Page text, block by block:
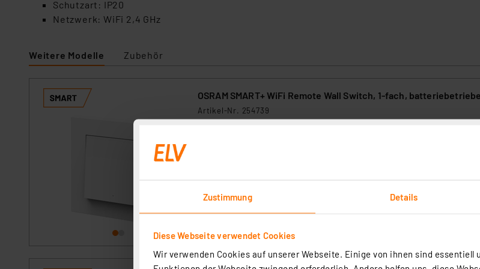
Zustimmung Details
Diese Webseite verwendet Cookies
Wir verwenden Cookies auf unserer Webseite. Einige von ihnen sind essentiell
Schutzart: IP20
Netzwerk: WiFi 2,4 GHz
Weitere Modelle Zubehör
OSRAM SMART+ WiFi Remote Wall Switch, 1-fach,
Artikel-Nr. 254739